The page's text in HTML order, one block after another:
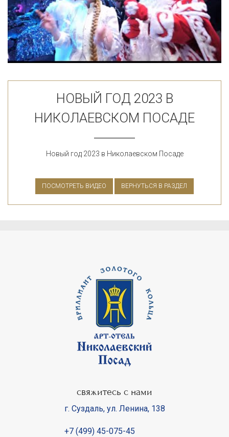
НОВЫЙ ГОД 2023 В
НИКОЛАЕВСКОМ ПОСАДЕ
Новый год 2023 в Николаевском Посаде
ПОСМОТРЕТЬ ВИДЕО ВЕРНУТЬСЯ В РАЗДЕЛ
свяжитесь с нами
г. Суздаль, ул. Ленина, 138
+7 (499) 45-075-45